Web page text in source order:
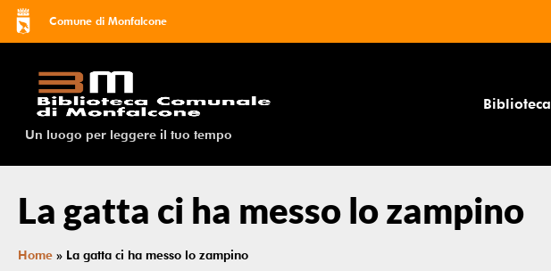
Comune di Monfalcone
Un luogo per leggere il tuo tempo
Biblioteca
La gatta ci ha messo lo zampino
Home » La gatta ci ha messo lo zampino